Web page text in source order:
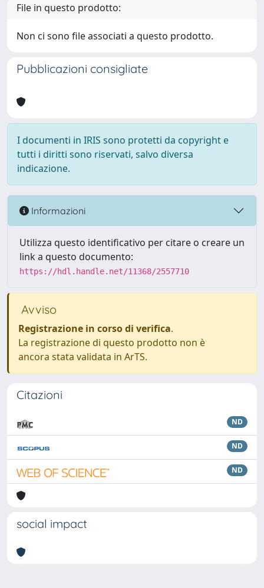
File in questo prodotto:
Non ci sono file associati a questo prodotto.
Pubblicazioni consigliate
I documenti in IRIS sono protetti da copyright e
tutti i diritti sono riservati, salvo diversa
indicazione.
Informazioni
Utilizza questo identificativo per citare o creare un
link a questo documento:
https://hdl.handle.net/11368/2557710
Avviso
Registrazione in corso di verifica.
La registrazione di questo prodotto non è
ancora stata validata in ArTS.
Citazioni
ND
ND
ND
social impact